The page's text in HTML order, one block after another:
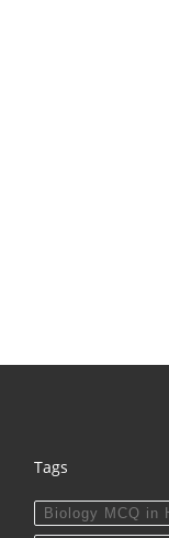
Tags
Biology MCQ in